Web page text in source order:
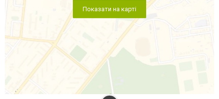
Показати на карті